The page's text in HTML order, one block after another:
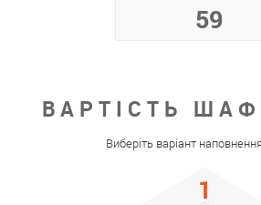
ВАРТІСТЬ
Виберіть варіант